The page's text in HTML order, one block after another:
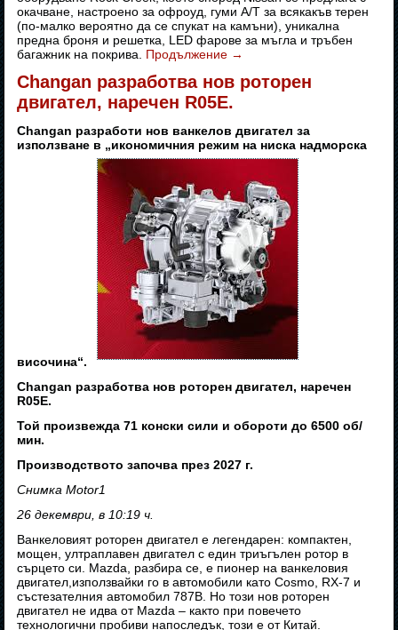
окачване, настроено за офроуд, гуми A/T за всякакъв терен
(по-малко вероятно да се спукат на камъни), уникална
предна броня и решетка, LED фарове за мъгла и тръбен
багажник на покрива. Продължение →
Changan разработва нов роторен
двигател, наречен R05E.
Changan разработи нов ванкелов двигател за
използване в „икономичния режим на ниска надморска
височина“.
Changan разработва нов роторен двигател, наречен
R05E.
Той произвежда 71 конски сили и обороти до 6500 об/
мин.
Производството започва през 2027 г.
Снимка Motor1
26 декември, в 10:19 ч.
Ванкеловият роторен двигател е легендарен: компактен,
мощен, ултраплавен двигател с един триъгълен ротор в
сърцето си. Mazda, разбира се, е пионер на ванкеловия
двигател,използвайки го в автомобили като Cosmo, RX-7 и
състезателния автомобил 787B. Но този нов роторен
двигател не идва от Mazda – както при повечето
технологични пробиви напоследък, този е от Китай.